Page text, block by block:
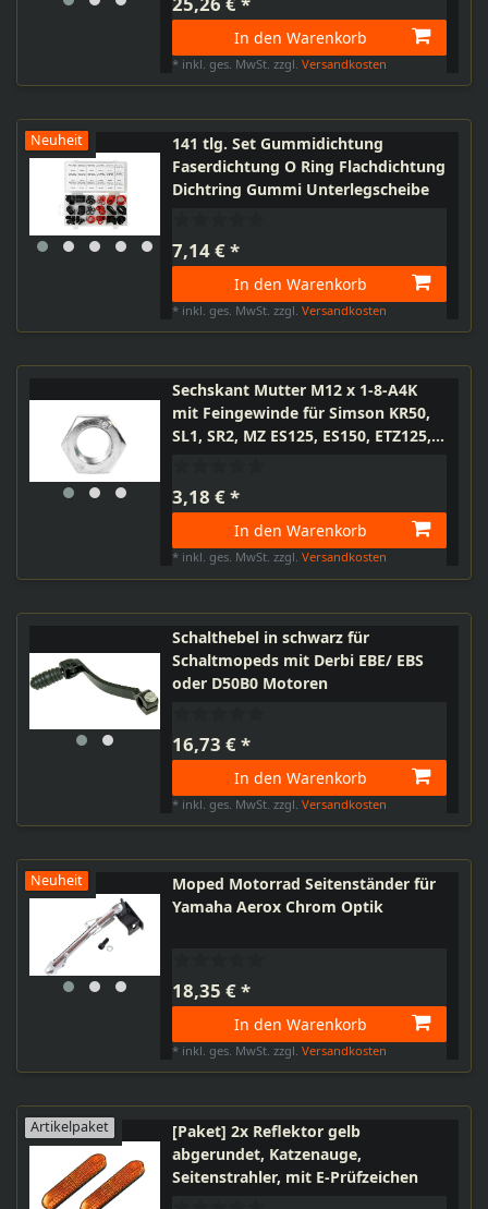
In den Warenkorb
* inkl. ges. MwSt. zzgl.Versandkosten
Neuheit
141 tlg. Set Gummidichtung
Faserdichtung O Ring Flachdichtung
Dichtring Gummi Unterlegscheibe
7,14 € *
In den Warenkorb
* inkl. ges. MwSt. zzgl.Versandkosten
Sechskant Mutter M12 x 1-8-A4K
mit Feingewinde für Simson KR50,
SL1, SR2, MZ ES125, ES150, ETZ125,
3,18 € *
In den Warenkorb
* inkl. ges. MwSt. zzgl.Versandkosten
Schalthebel in schwarz für
Schaltmopeds mit Derbi EBE/ EBS
oder D50B0 Motoren
16,73 € *
In den Warenkorb
* inkl. ges. MwSt. zzgl.Versandkosten
Neuheit
Moped Motorrad Seitenständer für
Yamaha Aerox Chrom Optik
18,35 € *
In den Warenkorb
* inkl. ges. MwSt. zzgl.Versandkosten
Artikelpaket
[Paket] 2x Reflektor gelb
abgerundet, Katzenauge,
Seitenstrahler, mit E-Prüfzeichen